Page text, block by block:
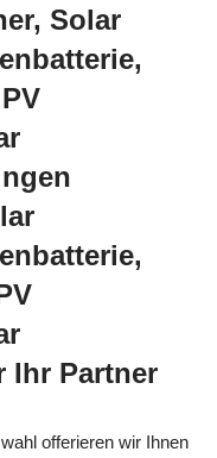
Solar
Ihr Partner
offerieren wir Ihnen